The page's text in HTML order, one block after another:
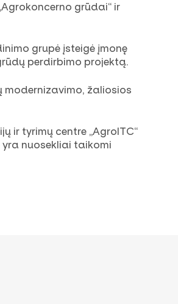
grūdai“ ir
grupė įsteigė įmonę
perdirbimo projektą.
modernizavimo, žaliosios
ir tyrimų centre „AgroITC“
nuosekliai taikomi